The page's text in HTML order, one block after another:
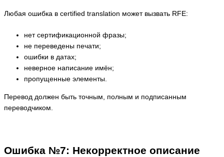
Любая ошибка в certified translation может вызвать RFE:
нет сертификационной фразы;
не переведены печати;
ошибки в датах;
неверное написание имён;
пропущенные элементы.
Перевод должен быть точным, полным и подписанным
переводчиком.
Ошибка №7: Некорректное описание